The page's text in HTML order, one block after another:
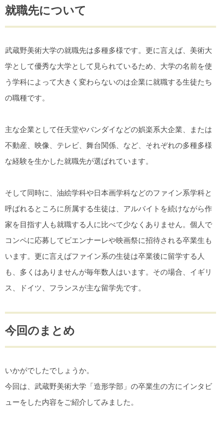
就職先について
武蔵野美術大学の就職先は多種多様です。更に言えば、美術大
学として優秀な大学として見られているため、大学の名前を使
う学科によって大きく変わらないのは企業に就職する生徒たち
の職種です。
主な企業として任天堂やバンダイなどの娯楽系大企業、または
不動産、映像、テレビ、舞台関係、など、それぞれの多種多様
な経験を生かした就職先が選ばれています。
そして同時に、油絵学科や日本画学科などのファイン系学科と
呼ばれるところに所属する生徒は、アルバイトを続けながら作
家を目指す人も就職する人に比べて少なくありません。個人で
コンペに応募してビエンナーレや映画祭に招待される卒業生も
います。更に言えばファイン系の生徒は卒業後に留学する人
も、多くはありませんが毎年数人はいます。その場合、イギリ
ス、ドイツ、フランスが主な留学先です。
今回のまとめ
いかがでしたでしょうか。
今回は、武蔵野美術大学「造形学部」の卒業生の方にインタビ
ューをした内容をご紹介してみました。